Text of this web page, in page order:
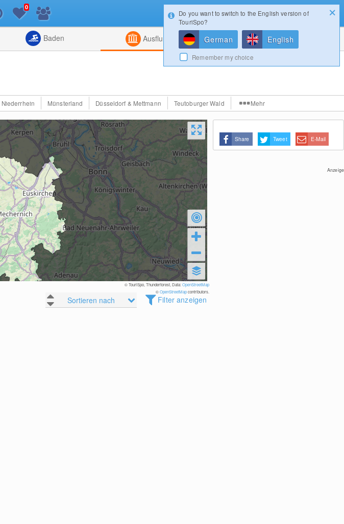
Listenansicht
Kombiniert
0
Baden Ausflugsziele Magazin
Niederrhein Münsterland Düsseldorf & Mettmann Teutoburger Wald Mehr
© TouriSpo, Thunderforest, Data:OpenStreetMap
©OpenStreetMapcontributors.
Sortieren nach Filter anzeigen
Share Tweet E-Mail
Anzeige
Login
Do you want to switch to the English version of
TouriSpo?
German English
Remember my choice
Konfigurator Gewinnspiele